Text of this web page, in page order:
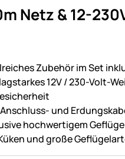
Netz & 12-
Zubehör im Set
12V / 230-Volt-
und
hochwertigem
und große